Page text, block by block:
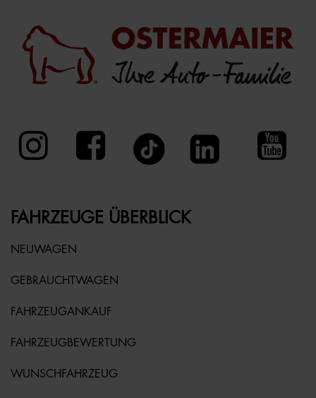
FAHRZEUGE ÜBERBLICK
NEUWAGEN
GEBRAUCHTWAGEN
FAHRZEUGANKAUF
FAHRZEUGBEWERTUNG
WUNSCHFAHRZEUG